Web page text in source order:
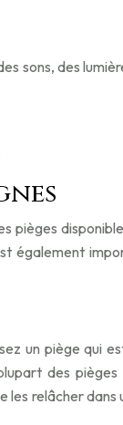
sons, des
également
un piège qui
des
relâcher